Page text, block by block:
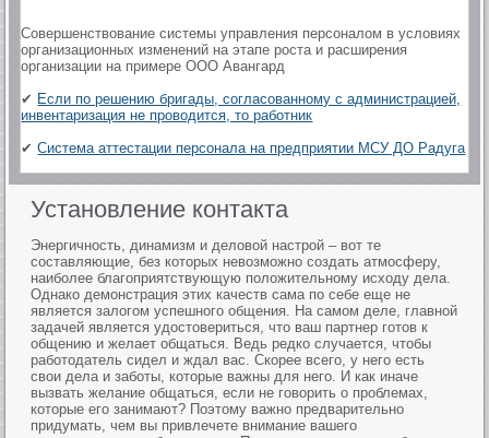
Совершенствование системы управления персоналом в условиях
организационных изменений на этапе роста и расширения
организации на примере ООО Авангард
✔ Если по решению бригады, согласованному с администрацией,
инвентаризация не проводится, то работник
✔Система аттестации персонала на предприятии МСУ ДО Радуга
Установление контакта
Энергичность, динамизм и деловой настрой – вот те
составляющие, без которых невозможно создать атмосферу,
наиболее благоприятствующую положительному исходу дела.
Однако демонстрация этих качеств сама по себе еще не
является залогом успешного общения. На самом деле, главной
задачей является удостовериться, что ваш партнер готов к
общению и желает общаться. Ведь редко случается, чтобы
работодатель сидел и ждал вас. Скорее всего, у него есть
свои дела и заботы, которые важны для него. И как иначе
вызвать желание общаться, если не говорить о проблемах,
которые его занимают? Поэтому важно предварительно
придумать, чем вы привлечете внимание вашего